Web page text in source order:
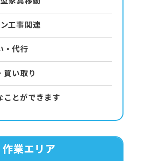
⼯事関連
・代行
買い取り
ことができます
作業エリア